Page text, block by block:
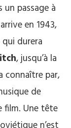
un passage à
en 1943,
durera
, jusqu’à la
connaître par,
de
film. Une tête